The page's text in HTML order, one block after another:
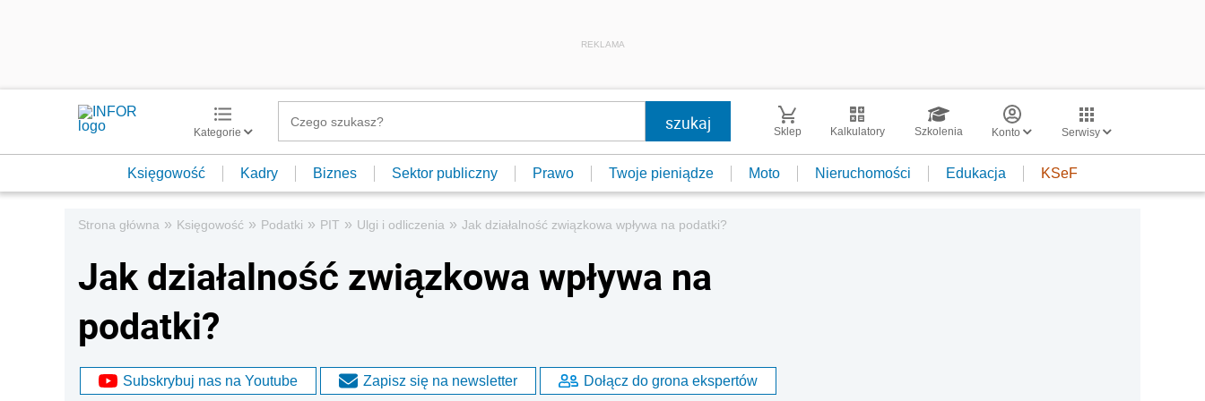
REKLAMA
Kategorie Sklep Kalkulatory Szkolenia Konto Serwisy
Księgowość Kadry Biznes Sektor publiczny Prawo Twoje pieniądze Moto Nieruchomości Edukacja KSeF
Strona główna » Księgowość » Podatki » PIT » Ulgi i odliczenia » Jak działalność związkowa wpływa na podatki?
Jak działalność związkowa wpływa na
podatki?
Subskrybuj nas na Youtube Zapisz się na newsletter Dołącz do grona ekspertów